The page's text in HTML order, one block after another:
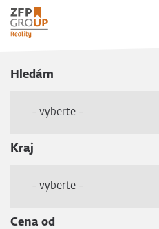
Hledám
- vyberte -
Kraj
- vyberte -
Cena od